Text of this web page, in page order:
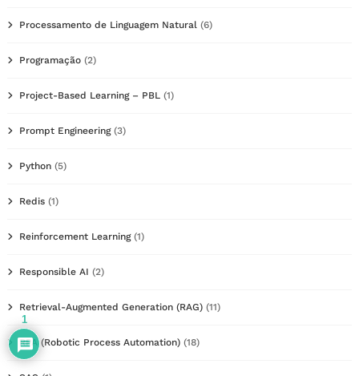
Processamento de Linguagem Natural (6)
Programação (2)
Project-Based Learning – PBL (1)
Prompt Engineering(3)
Python (5)
Redis (1)
Reinforcement Learning(1)
Responsible AI (2)
Retrieval-Augmented Generation (RAG) (11)
RPA (Robotic Process Automation) (18)
1